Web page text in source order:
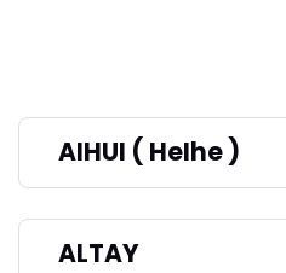
AIHUI ( HeIhe )
ALTAY